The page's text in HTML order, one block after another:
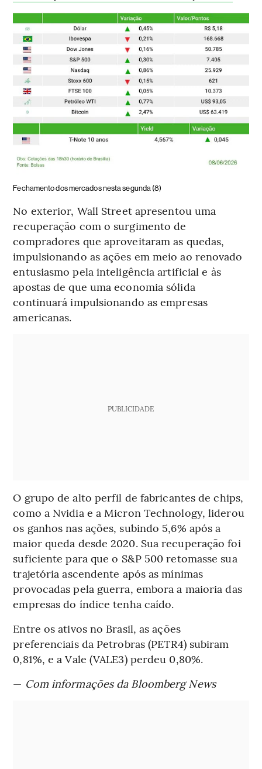
Fechamento dos mercados nesta segunda (8)
No exterior, Wall Street apresentou uma
recuperação com o surgimento de
compradores que aproveitaram as quedas,
impulsionando as ações em meio ao renovado
entusiasmo pela inteligência artificial e às
apostas de que uma economia sólida
continuará impulsionando as empresas
americanas.
PUBLICIDADE
O grupo de alto perfil de fabricantes de chips,
como a Nvidia e a Micron Technology, liderou
os ganhos nas ações, subindo 5,6% após a
maior queda desde 2020. Sua recuperação foi
suficiente para que o S&P 500 retomasse sua
trajetória ascendente após as mínimas
provocadas pela guerra, embora a maioria das
empresas do índice tenha caído.
Entre os ativos no Brasil, as ações
preferenciais da Petrobras (PETR4) subiram
0,81%, e a Vale (VALE3) perdeu 0,80%.
— Com informações da Bloomberg News